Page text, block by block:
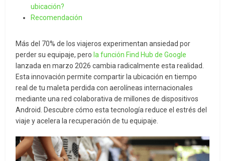
ubicación?
Recomendación
Más del 70% de los viajeros experimentan ansiedad por
perder su equipaje, pero la función Find Hub de Google
lanzada en marzo 2026 cambia radicalmente esta realidad.
Esta innovación permite compartir la ubicación en tiempo
real de tu maleta perdida con aerolíneas internacionales
mediante una red colaborativa de millones de dispositivos
Android. Descubre cómo esta tecnología reduce el estrés del
viaje y acelera la recuperación de tu equipaje.